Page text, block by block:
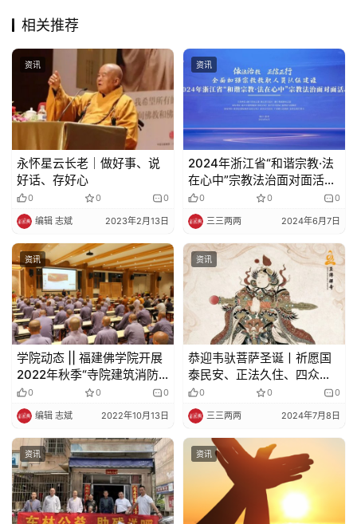
相关推荐
资讯
永怀星云长老｜做好事、说
好话、存好心
0 0 0
编辑 志斌 2023年2月13日
资讯
2024年浙江省“和谐宗教·法
在心中”宗教法治面对面活动
在嘉兴举行
0 0 0
三三两两 2024年6月7日
资讯
学院动态 || 福建佛学院开展
2022年秋季“寺院建筑消防
安全知识培训”讲座
0 0 0
编辑 志斌 2022年10月13日
资讯
恭迎韦驮菩萨圣诞丨祈愿国
泰民安、正法久住、四众吉
祥0 0 0
三三两两 2024年7月8日
资讯 资讯